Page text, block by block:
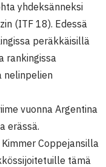
yhdeksänneksi
(ITF 18). Edessä
peräkkäisillä
rankingissa
nelinpelien
vuonna Argentina
erässä.
Coppejansilla
tämä